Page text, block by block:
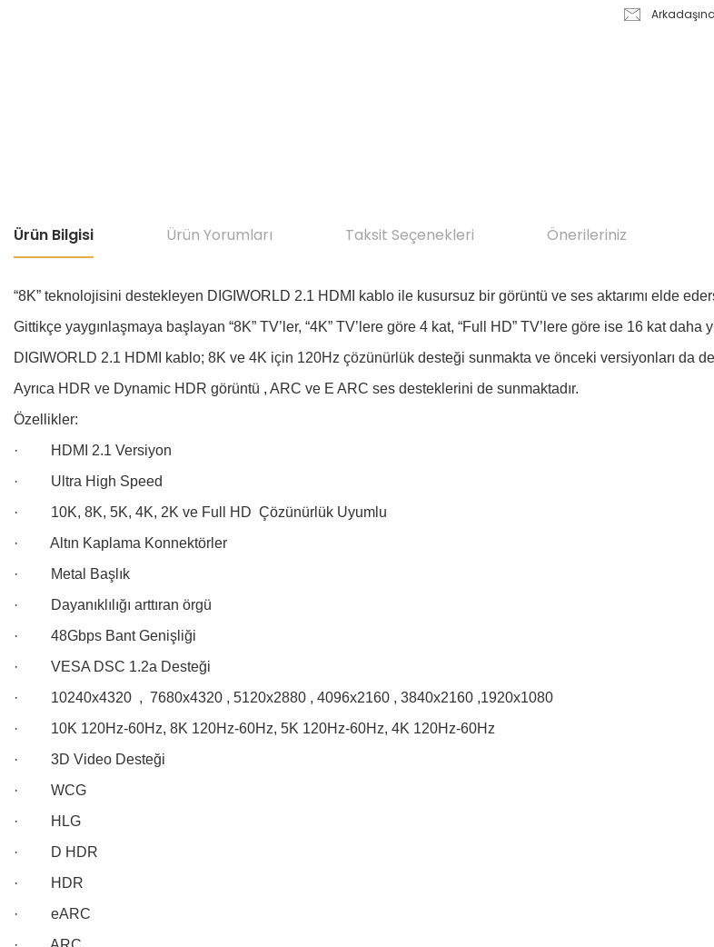
Ürün Bilgisi Ürün Yorumları Taksit Seçenekleri Önerileriniz
“8K” teknolojisini destekleyen DIGIWORLD 2.1 HDMI kablo ile kusursuz bir görüntü ve ses aktarımı elde
Gittikçe yaygınlaşmaya başlayan “8K” TV’ler, “4K” TV’lere göre 4 kat, “Full HD” TV’lere göre ise 16 kat
DIGIWORLD 2.1 HDMI kablo; 8K ve 4K için 120Hz çözünürlük desteği sunmakta ve önceki versiyonları da
Ayrıca HDR ve Dynamic HDR görüntü , ARC ve E ARC ses desteklerini de sunmaktadır.
Özellikler:
·
HDMI 2.1 Versiyon
· Ultra High Speed
· 10K, 8K, 5K, 4K, 2K ve Full HD Çözünürlük Uyumlu
· Altın Kaplama Konnektörler
·
Metal Başlık
·
Dayanıklılığı arttıran örgü
· 48Gbps Bant Genişliği
· VESA DSC 1.2a Desteği
· 10240x4320 , 7680x4320 , 5120x2880 , 4096x2160 , 3840x2160 ,1920x1080
· 10K 120Hz-60Hz, 8K 120Hz-60Hz, 5K 120Hz-60Hz, 4K 120Hz-60Hz
· 3D Video Desteği
· WCG
·
HLG
·
D HDR
·
HDR
· eARC